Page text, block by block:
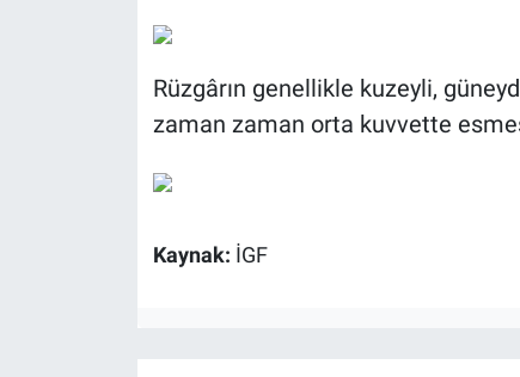
Rüzgârın genellikle kuzeyli,
zaman zaman orta kuvvette
Kaynak: İGF